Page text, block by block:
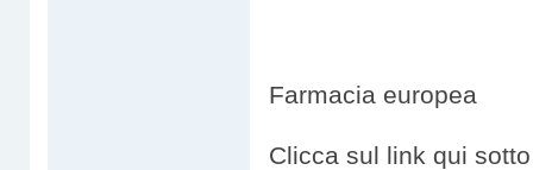
Farmacia europea
Clicca sul link qui